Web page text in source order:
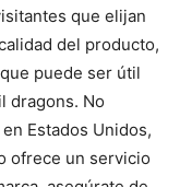
que elijan
del producto,
puede ser útil
dragons. No
Estados Unidos,
ofrece un servicio